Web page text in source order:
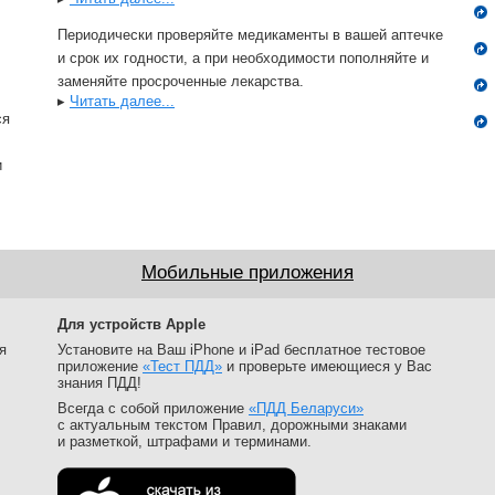
Периодически проверяйте медикаменты в вашей аптечке
и срок их годности, а при необходимости пополняйте и
заменяйте просроченные лекарства.
▸ Читать далее...
Мобильные приложения
Для устройств Apple
Установите на Ваш iPhone и iPad бесплатное тестовое
приложение «Тест ПДД» и проверьте имеющиеся у Вас
знания ПДД!
Всегда с собой приложение «ПДД Беларуси»
с актуальным текстом Правил, дорожными знаками
и разметкой, штрафами и терминами.